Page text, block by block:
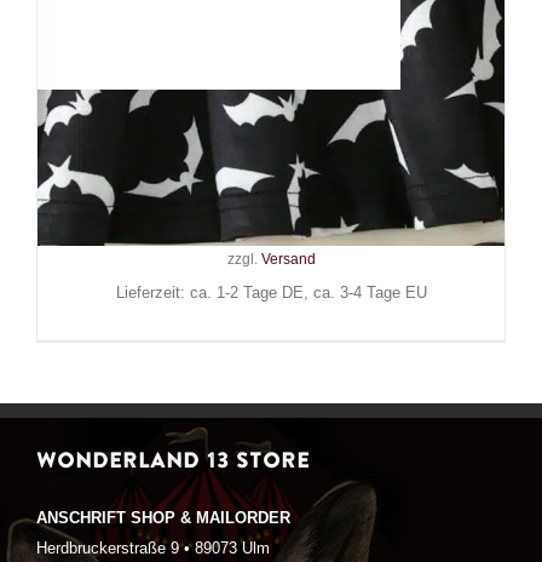
Mad Moonshine Kleid Army of
Bats
29,90€
Inkl. MwSt.
zzgl. Versand
Lieferzeit: ca. 1-2 Tage DE, ca. 3-4 Tage EU
WONDERLAND 13 STORE
ANSCHRIFT SHOP & MAILORDER
Herdbruckerstraße 9 • 89073 Ulm